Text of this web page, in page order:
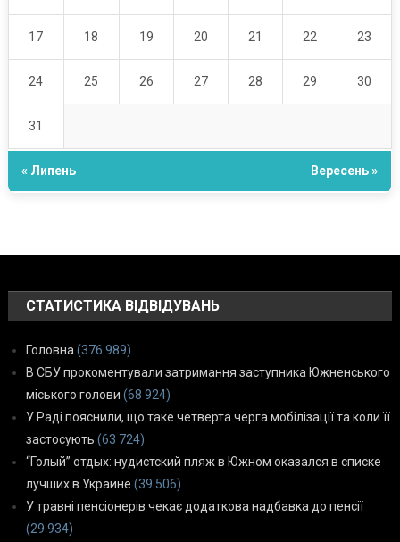
17 18 19 20 21 22 23
24 25 26 27 28 29 30
31
« Липень Вересень »
СТАТИСТИКА ВІДВІДУВАНЬ
Головна (376 989)
В СБУ прокоментували затримання заступника Южненського
міського голови (68 924)
У Раді пояснили, що таке четверта черга мобілізації та коли її
застосують (63 724)
“Голый” отдых: нудистский пляж в Южном оказался в списке
лучших в Украине (39 506)
У травні пенсіонерів чекає додаткова надбавка до пенсії
(29 934)